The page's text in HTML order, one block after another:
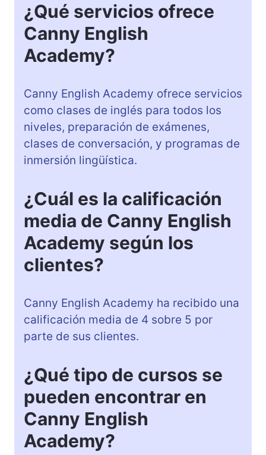
¿Qué servicios ofrece
Canny English
Academy?
Canny English Academy ofrece servicios
como clases de inglés para todos los
niveles, preparación de exámenes,
clases de conversación, y programas de
inmersión lingüística.
¿Cuál es la calificación
media de Canny English
Academy según los
clientes?
Canny English Academy ha recibido una
calificación media de 4 sobre 5 por
parte de sus clientes.
¿Qué tipo de cursos se
pueden encontrar en
Canny English
Academy?